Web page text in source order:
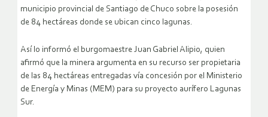
municipio provincial de Santiago de Chuco sobre la posesión
de 84 hectáreas donde se ubican cinco lagunas.
Así lo informó el burgomaestre Juan Gabriel Alipio, quien
afirmó que la minera argumenta en su recurso ser propietaria
de las 84 hectáreas entregadas vía concesión por el Ministerio
de Energía y Minas (MEM) para su proyecto aurífero Lagunas
Sur.